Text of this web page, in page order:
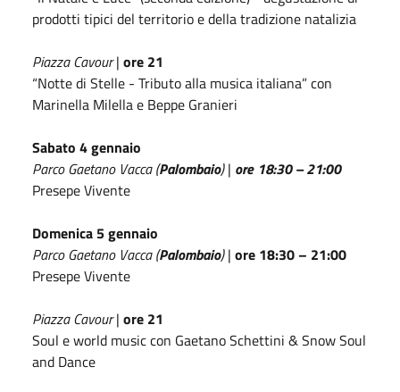
prodotti tipici del territorio e della tradizione natalizia
Piazza Cavour| ore 21
“Notte di Stelle - Tributo alla musica italiana” con
Marinella Milella e Beppe Granieri
Sabato 4 gennaio
Parco Gaetano Vacca (Palombaio) | ore 18:30 – 21:00
Presepe Vivente
Domenica 5 gennaio
Parco Gaetano Vacca (Palombaio)| ore 18:30 – 21:00
Presepe Vivente
Piazza Cavour| ore 21
Soul e world music con Gaetano Schettini & Snow Soul
and Dance